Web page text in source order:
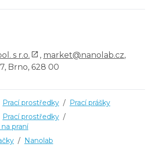
s r.o. , market@nanolab.cz,
Brno, 628 00
Prací prostředky / Prací prášky
Prací prostředky /
praní
/ Nanolab